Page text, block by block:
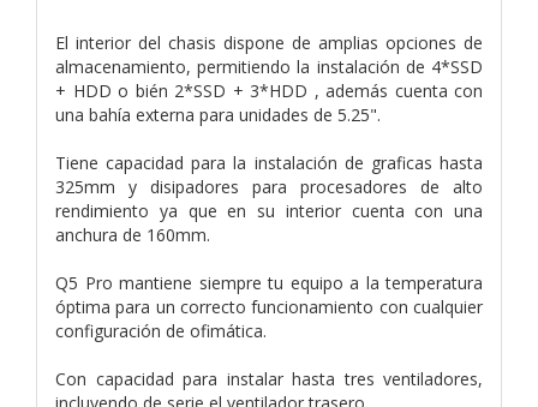
El interior del chasis dispone de amplias opciones de
almacenamiento, permitiendo la instalación de 4*SSD
+ HDD o bién 2*SSD + 3*HDD , además cuenta con
una bahía externa para unidades de 5.25".
Tiene capacidad para la instalación de graficas hasta
325mm y disipadores para procesadores de alto
rendimiento ya que en su interior cuenta con una
anchura de 160mm.
Q5 Pro mantiene siempre tu equipo a la temperatura
óptima para un correcto funcionamiento con cualquier
configuración de ofimática.
Con capacidad para instalar hasta tres ventiladores,
incluyendo de serie el ventilador trasero.